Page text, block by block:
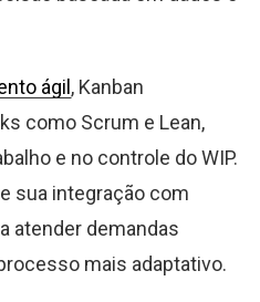
ágil , Kanban
como Scrum e Lean,
e no controle do WIP.
sua integração com
atender demandas
mais adaptativo.